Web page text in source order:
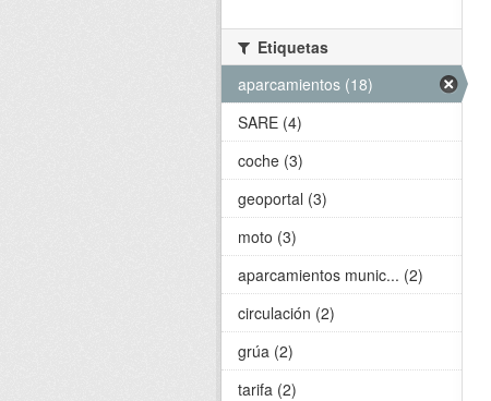
Etiquetas
aparcamientos (18)
SARE (4)
coche (3)
geoportal (3)
moto (3)
aparcamientos munic... (2)
circulación (2)
grúa (2)
tarifa (2)